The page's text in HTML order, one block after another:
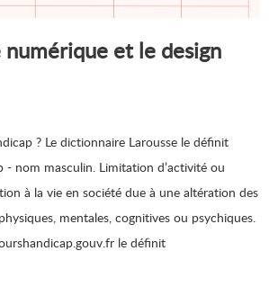
numérique et le design
? Le dictionnaire Larousse le définit
nom masculin. Limitation d’activité ou
à la vie en société due à une altération des
mentales, cognitives ou psychiques.
le définit